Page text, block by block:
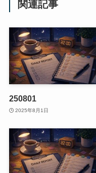
関連記事
250801
2025年8月1日